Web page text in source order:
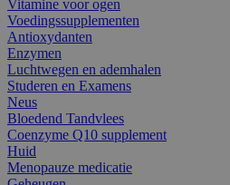
Vitamine voor ogen
Voedingssupplementen
Antioxydanten
Enzymen
Luchtwegen en ademhalen
Studeren en Examens
Neus
Bloedend Tandvlees
Coenzyme Q10 supplement
Huid
Menopauze medicatie